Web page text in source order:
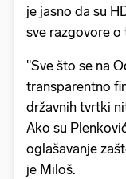
je jasno da su
sve razgovore
"Sve što se na
transparentno
državnih tvrtki
Ako su
oglašavanje
je Miloš.